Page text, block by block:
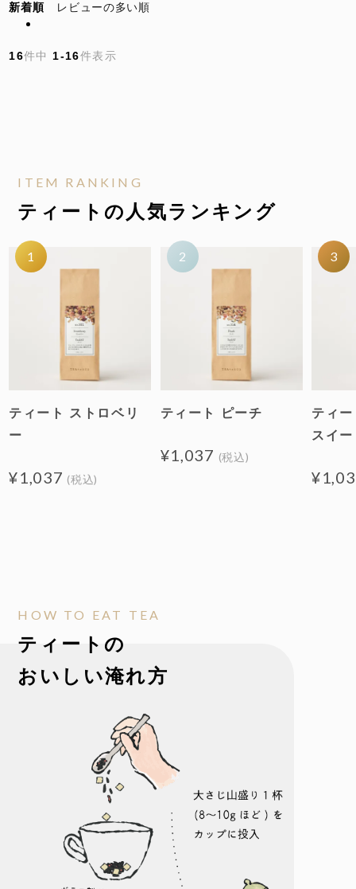
新着順 レビューの多い順
16件中 1-16件表示
ITEM RANKING
ティートの人気ランキング
ティート ストロベリ
ー
¥1,037 (税込)
ティート ピーチ
¥1,037 (税込)
ティ
スイ
HOW TO EAT TEA
ティートの
おいしい淹れ方